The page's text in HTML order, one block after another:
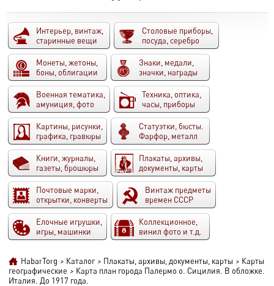
Интерьер, винтаж,
старинные вещи
Столовые приборы,
посуда, серебро
Монеты, жетоны,
боны, облигации
Знаки, медали,
значки, награды
Военная тематика,
амуниция, фото
Техника, оптика,
часы, приборы
Картины, рисунки,
графика, гравюры
Статуэтки, бюсты.
Фарфор, металл
Книги, журналы,
газеты, брошюры
Плакаты, архивы,
документы, карты
Почтовые марки,
открытки, конверты
Винтаж предметы
времен СССР
Елочные игрушки,
игры, машинки
Коллекционное,
винил фото и т.д.
HabarTorg > Каталог > Плакаты, архивы, документы, карты > Карты
географические > Карта план города Палермо о. Сицилия. В обложке.
Италия. До 1917 года.